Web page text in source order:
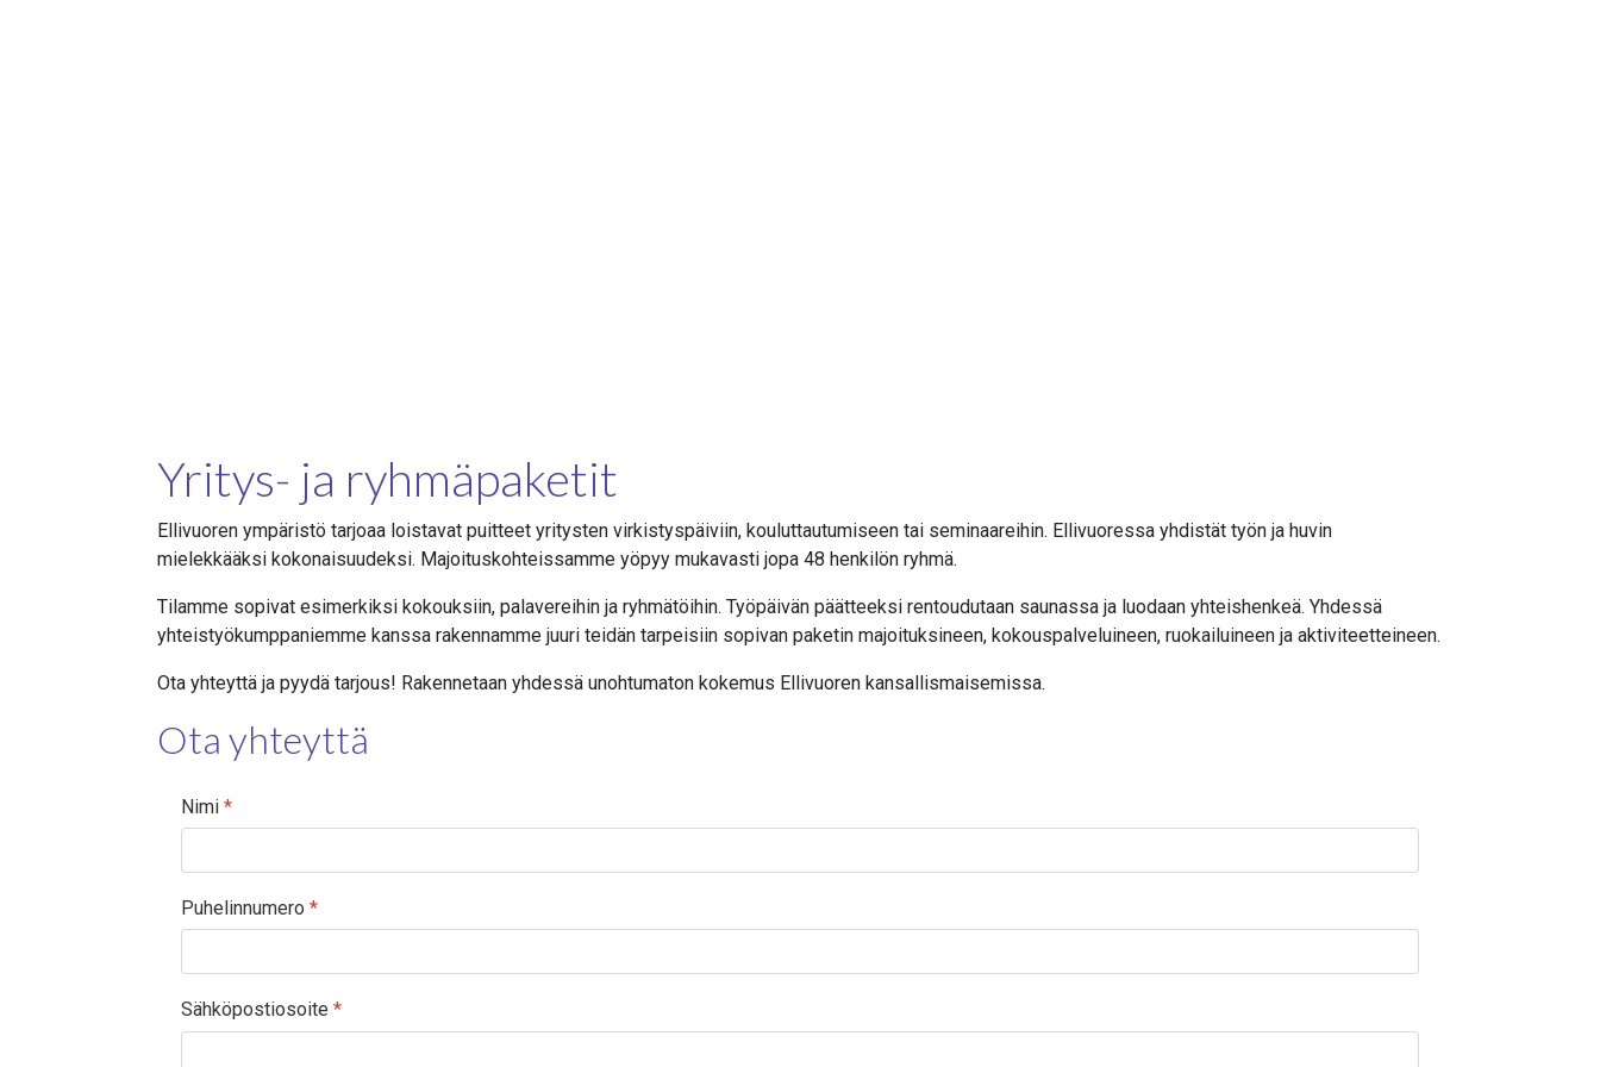
Yritys- ja ryhmäpaketit
Ellivuoren ympäristö tarjoaa loistavat puitteet yritysten virkistyspäiviin, kouluttautumiseen tai seminaareihin. Ellivuoressa yhdistät työn ja huvin
mielekkääksi kokonaisuudeksi. Majoituskohteissamme yöpyy mukavasti jopa 48 henkilön ryhmä.
Tilamme sopivat esimerkiksi kokouksiin, palavereihin ja ryhmätöihin. Työpäivän päätteeksi rentoudutaan saunassa ja luodaan yhteishenkeä. Yhdessä
yhteistyökumppaniemme kanssa rakennamme juuri teidän tarpeisiin sopivan paketin majoituksineen, kokouspalveluineen, ruokailuineen ja aktiviteetteineen.
Ota yhteyttä ja pyydä tarjous! Rakennetaan yhdessä unohtumaton kokemus Ellivuoren kansallismaisemissa.
Ota yhteyttä
Nimi *
Puhelinnumero *
Sähköpostiosoite *